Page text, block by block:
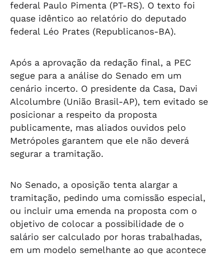
federal Paulo Pimenta (PT-RS). O texto foi
quase idêntico ao relatório do deputado
federal Léo Prates (Republicanos-BA).
Após a aprovação da redação final, a PEC
segue para a análise do Senado em um
cenário incerto. O presidente da Casa, Davi
Alcolumbre (União Brasil-AP), tem evitado se
posicionar a respeito da proposta
publicamente, mas aliados ouvidos pelo
Metrópoles garantem que ele não deverá
segurar a tramitação.
No Senado, a oposição tenta alargar a
tramitação, pedindo uma comissão especial,
ou incluir uma emenda na proposta com o
objetivo de colocar a possibilidade de o
salário ser calculado por horas trabalhadas,
em um modelo semelhante ao que acontece